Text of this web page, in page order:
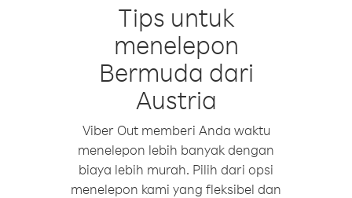
Tips untuk
menelepon
Bermuda dari
Austria
Viber Out memberi Anda waktu
menelepon lebih banyak dengan
biaya lebih murah. Pilih dari opsi
menelepon kami yang fleksibel dan